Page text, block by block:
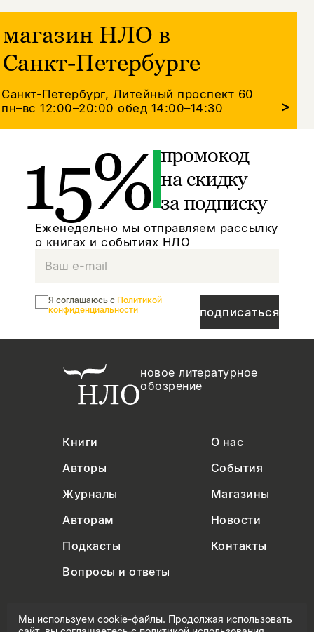
магазин НЛО в
Санкт-Петербурге
Санкт-Петербург, Литейный проспект 60
пн–вс 12:00–20:00обед 14:00–14:30 >
15% промокод
на скидку
за подписку
Еженедельно мы отправляем рассылку
о книгах и событиях НЛО
подписаться
Я соглашаюсь с Политикой
конфиденциальности
новое литературное
обозрение
Книги
О нас
Авторы
События
Журналы
Магазины
Авторам
Новости
Подкасты
Контакты
Вопросы и ответы
Мы используем cookie-файлы. Продолжая использовать